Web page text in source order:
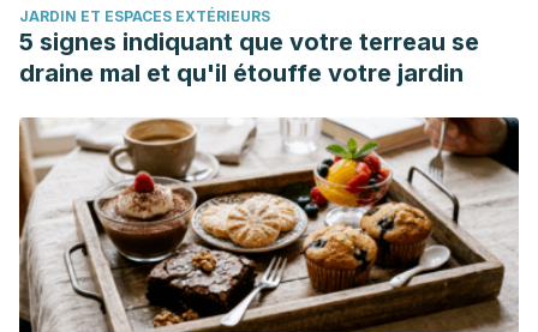
Consejos de la AEMPS sobre protección solar. Asociación
Española de Medicamentos y Productos Sanitarios.
https://www.aemps.gob.es/cosmeticosHigiene/cosmeticos/
Benedetti, Julia. 2019. Estructura y funcionamiento de la
piel. Manual MSD. https://www.msdmanuals.com/es-
ar/hogar/trastornos-de-la-piel/biolog%C3%ADa-de-la-
piel/estructura-y-funcionamiento-de-la-piel
JARDIN ET ESPACES EXTÉRIEURS
5 signes indiquant que votre terreau se
draine mal et qu'il étouffe votre jardin